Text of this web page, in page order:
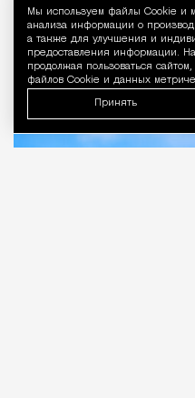
Мы используем файлы Сookie и
анализа информации о
а также для улучшения и
предоставления информации.
продолжая пользоваться
файлов Cookie и данных
Принять